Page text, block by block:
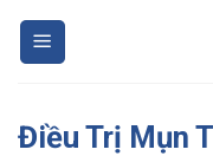
Skip
Điều Trị Mụn